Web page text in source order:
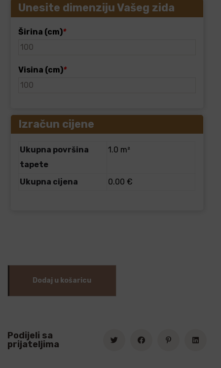
Unesite dimenziju Vašeg zida
Širina (cm)*
Visina (cm)*
Izračun cijene
Ukupna površina
tapete
1.0 m²
Ukupna cijena 0.00 €
Dodaj u košaricu
Podijeli sa
prijateljima